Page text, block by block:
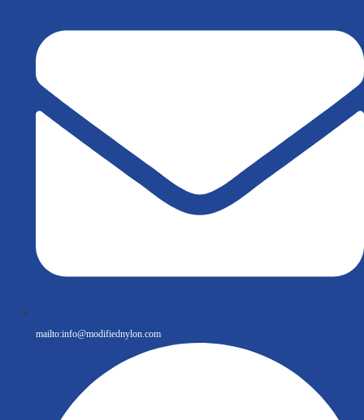
mailto:info@modifiednylon.com